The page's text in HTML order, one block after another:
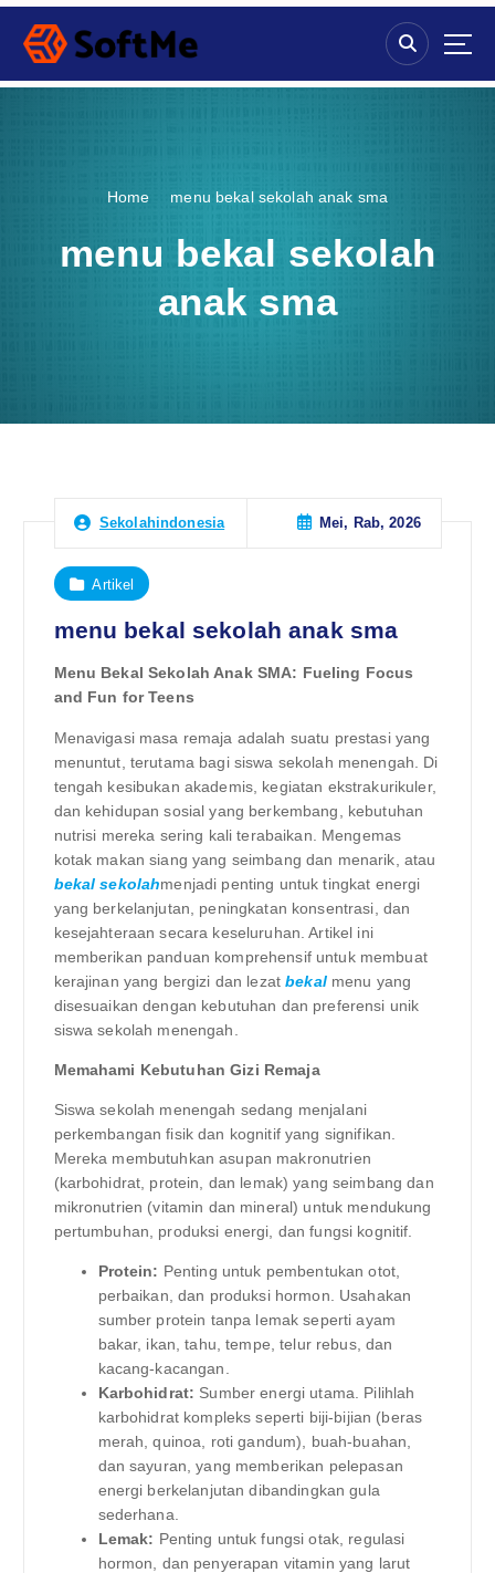
S
p
Home menu bekal sekolah anak sma
menu bekal sekolah
anak sma
Sekolahindonesia Mei, Rab, 2026
Artikel
menu bekal sekolah anak sma
Menu Bekal Sekolah Anak SMA: Fueling Focus
and Fun for Teens
Menavigasi masa remaja adalah suatu prestasi yang
menuntut, terutama bagi siswa sekolah menengah. Di
tengah kesibukan akademis, kegiatan ekstrakurikuler,
dan kehidupan sosial yang berkembang, kebutuhan
nutrisi mereka sering kali terabaikan. Mengemas
kotak makan siang yang seimbang dan menarik, atau
bekal sekolahmenjadi penting untuk tingkat energi
yang berkelanjutan, peningkatan konsentrasi, dan
kesejahteraan secara keseluruhan. Artikel ini
memberikan panduan komprehensif untuk membuat
kerajinan yang bergizi dan lezatbekalmenu yang
disesuaikan dengan kebutuhan dan preferensi unik
siswa sekolah menengah.
Memahami Kebutuhan Gizi Remaja
Siswa sekolah menengah sedang menjalani
perkembangan fisik dan kognitif yang signifikan.
Mereka membutuhkan asupan makronutrien
(karbohidrat, protein, dan lemak) yang seimbang dan
mikronutrien (vitamin dan mineral) untuk mendukung
pertumbuhan, produksi energi, dan fungsi kognitif.
Protein: Penting untuk pembentukan otot,
perbaikan, dan produksi hormon. Usahakan
sumber protein tanpa lemak seperti ayam
bakar, ikan, tahu, tempe, telur rebus, dan
kacang-kacangan.
Karbohidrat: Sumber energi utama. Pilihlah
karbohidrat kompleks seperti biji-bijian (beras
merah, quinoa, roti gandum), buah-buahan,
dan sayuran, yang memberikan pelepasan
energi berkelanjutan dibandingkan gula
sederhana.
Lemak: Penting untuk fungsi otak, regulasi
hormon, dan penyerapan vitamin yang larut